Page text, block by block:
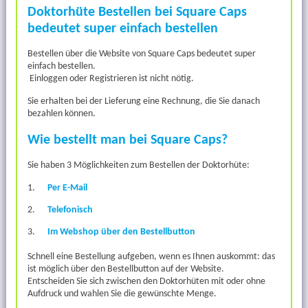
Doktorhüte Bestellen bei Square Caps
bedeutet super einfach bestellen
Bestellen über die Website von Square Caps bedeutet super
einfach bestellen.
Einloggen oder Registrieren ist nicht nötig.
Sie erhalten bei der Lieferung eine Rechnung, die Sie danach
bezahlen können.
Wie bestellt man bei Square Caps?
Sie haben 3 Möglichkeiten zum Bestellen der Doktorhüte:
1. Per E-Mail
2. Telefonisch
3. Im Webshop über den Bestellbutton
Schnell eine Bestellung aufgeben, wenn es Ihnen auskommt: das
ist möglich über den Bestellbutton auf der Website.
Entscheiden Sie sich zwischen den Doktorhüten mit oder ohne
Aufdruck und wahlen Sie die gewünschte Menge.